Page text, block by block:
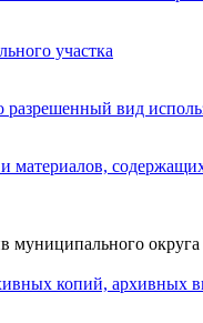
участка
вид
материалов,
округа
копий, архивных